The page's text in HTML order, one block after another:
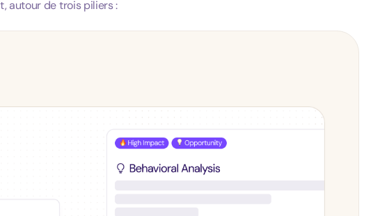
autour de trois piliers :